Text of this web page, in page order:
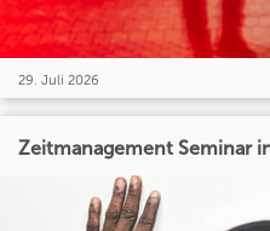
29. Juli 2026
Zeitmanagement Seminar